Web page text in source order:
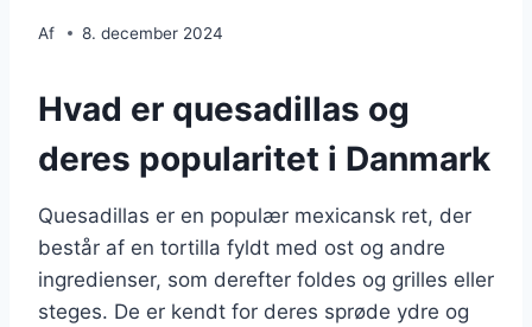
Af 8. december 2024
Hvad er quesadillas og
deres popularitet i Danmark
Quesadillas er en populær mexicansk ret, der
består af en tortilla fyldt med ost og andre
ingredienser, som derefter foldes og grilles eller
steges. De er kendt for deres sprøde ydre og